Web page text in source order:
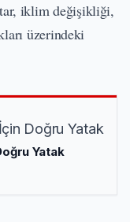
iklim değişikliği,
üzerindeki
Yatak